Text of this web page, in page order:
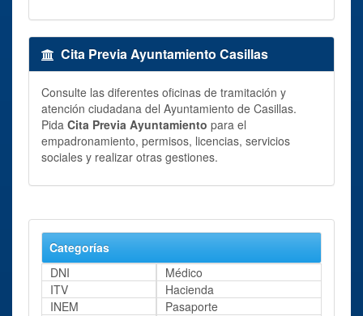
Cita Previa Ayuntamiento Casillas
Consulte las diferentes oficinas de tramitación y
atención ciudadana del Ayuntamiento de Casillas.
Pida Cita Previa Ayuntamiento para el
empadronamiento, permisos, licencias, servicios
sociales y realizar otras gestiones.
Categorías
DNI
Médico
ITV
Hacienda
INEM
Pasaporte